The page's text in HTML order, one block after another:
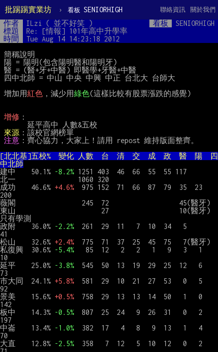
批踢踢實業坊 › 看板 SENIORHIGH 關於我們
聯絡資訊
作者 ILzi ( 並不好笑 ) 看板
SENIORHIGH
標題
Re: [情報] 101年高中升學率
時間
Tue Aug 14 14:23:18 2012
增加用紅色 ，減少用綠色(這樣比較有股票漲跌的感覺)
增修 ：
來源 ：該校官網榜單
注意 ：齊心協力，大家上！請用 repost 維持版面整齊。
[北北基]五校%  變化 人數  台  清  交  成  政  醫  陽  四
中北師
建中    50.1% -8.2% 1251 403  46  66  55  55 117
北一                1060 320
成功    46.6% +4.6%
  975 152  71  66  87  79  35  23
200
薇閣                 245  72                  45(醫牙)
東山                      27                  10(醫牙)
只有學測
政附    36.0% -2.2%
  261  29  11   7  10  34   5
41
松山    32.6% +2.4%
  775  71  37  25  45  75   7(醫牙)
私復興  30.6% -5.4%
   85  12   2   2   1   9   3   1
10
延平    25.0% -3.8%
  545  50  13  19  29  25  12   6
73
市大同　24.1% +5.8%
  581  29  10  21  27  53   0   5
92
景美    15.6% +0.5%
  758  29  13  13  14  50   1   0
142
板中    14.3% -0.5%
  807  25  24   9  26  31   0   2
197
中崙    13.4% -1.0%
  382  17   4   8   9  13   1   4
70
大直　　12.8% -2.5%
  358   7  12   5  10  12   0   2